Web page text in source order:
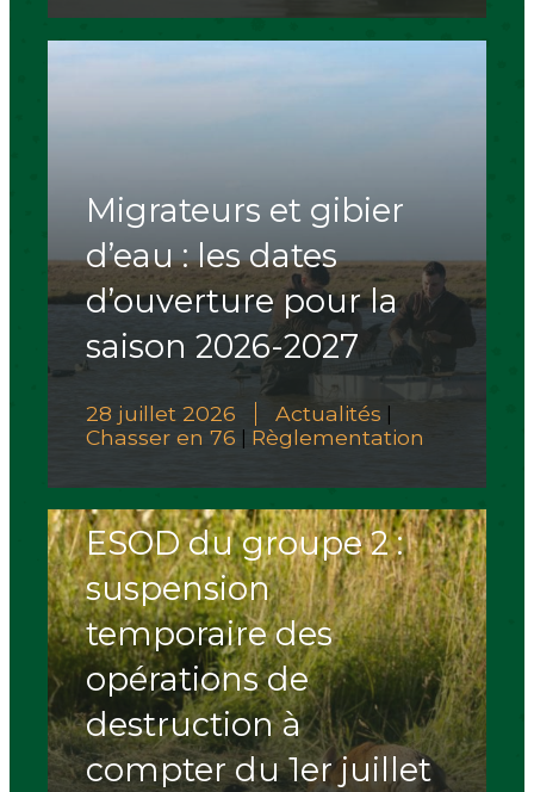
Migrateurs et gibier
d’eau : les dates
d’ouverture pour la
saison 2026-2027
28 juillet 2026 Actualités
Chasser en 76 Règlementation
ESOD du groupe 2 :
suspension
temporaire des
opérations de
destruction à
compter du 1er juillet